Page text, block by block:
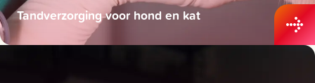
Tandverzorging voor hond en kat